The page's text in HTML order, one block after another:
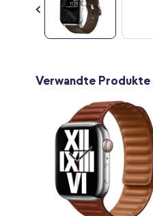
Anfang
der
Verwandte Produkte